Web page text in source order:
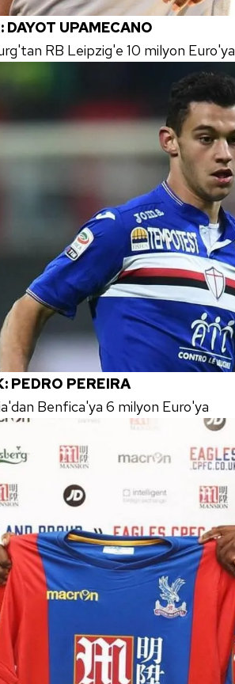
DAYOT UPAMECANO
RB Leipzig'e 10 milyon Euro'ya
PEDRO PEREIRA
Benfica'ya 6 milyon Euro'ya